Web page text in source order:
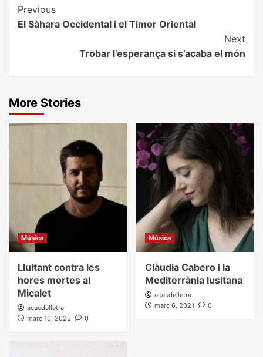
Post
Navigation
Previous
El Sàhara Occidental i el Timor Oriental
Next
Trobar l’esperança si s’acaba el món
More Stories
Música
Lluitant contra les
hores mortes al
Micalet
acaudelletra
març 16, 2025
0
Música
Clàudia Cabero i la
Mediterrània lusitana
acaudelletra
març 6, 2021
0